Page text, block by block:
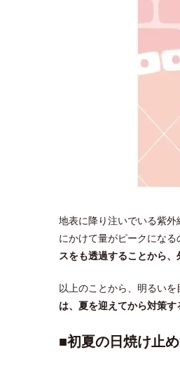
地表に降り注いでいる紫外
にかけて量がピークになる
スをも透過することから
以上のことから、明るいを
は、夏を迎えてから対策
■初夏の日焼け止